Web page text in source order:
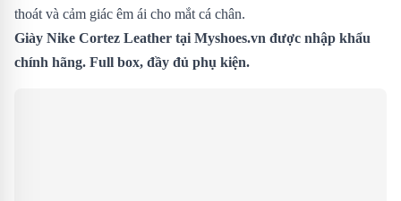
thoát và cảm giác êm ái cho mắt cá chân.
Giày Nike Cortez Leather tại Myshoes.vn được nhập khẩu
chính hãng. Full box, đầy đủ phụ kiện.